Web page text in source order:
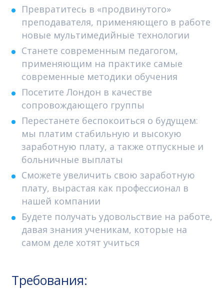
Превратитесь в «продвинутого»
преподавателя, применяющего в работе
новые мультимедийные технологии
Станете современным педагогом,
применяющим на практике самые
современные методики обучения
Посетите Лондон в качестве
сопровождающего группы
Перестанете беспокоиться о будущем:
мы платим стабильную и высокую
заработную плату, а также отпускные и
больничные выплаты
Сможете увеличить свою заработную
плату, вырастая как профессионал в
нашей компании
Будете получать удовольствие на работе,
давая знания ученикам, которые на
самом деле хотят учиться
Требования: